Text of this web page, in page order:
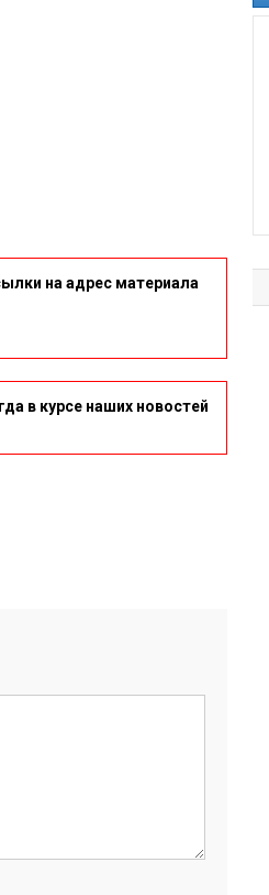
на адрес материала
в курсе наших новостей